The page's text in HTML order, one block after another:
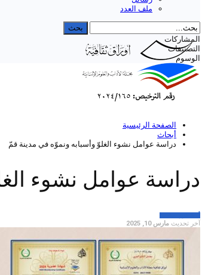
ملف العدد
المشاركات
التصنيفات
الوسوم
الصفحة الرئيسية
أبحاث
دراسة عوامل نشوء الغلوّ وأسبابه ونموّه في مدينة قمّ
دراسة عوامل نشوء
آخر تحديث مارس 10, 2025